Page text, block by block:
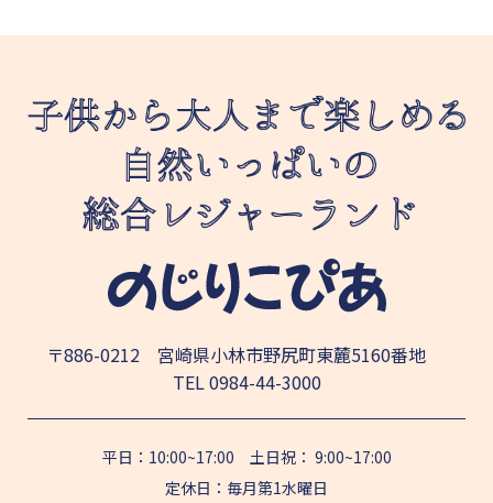
〒886-0212 宮崎県小林市野尻町東麓5160番地
TEL0984-44-3000
平日：10:00~17:00 土日祝： 9:00~17:00
定休日：毎月第1水曜日